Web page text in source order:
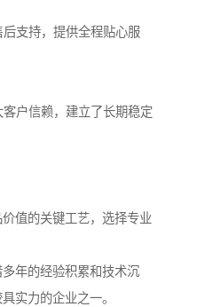
支持，提供全程贴心服
户信赖，建立了长期稳定
值的关键工艺，选择专业
年的经验积累和技术沉
实力的企业之一。